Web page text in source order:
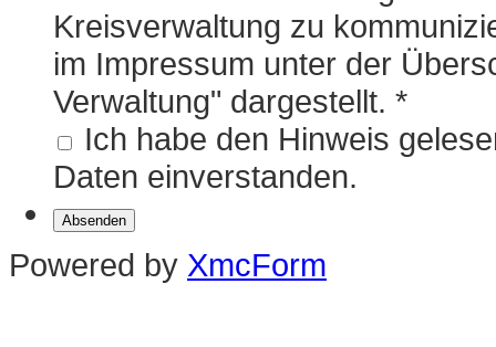
Kreisverwaltung zu
im Impressum unter der
Verwaltung" dargestellt. *
Ich habe den Hinweis
Daten einverstanden.
Powered by XmcForm